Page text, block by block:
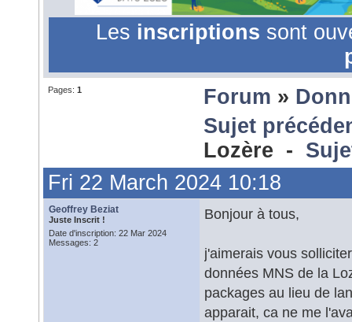
Les inscriptions sont
Pages: 1 Forum »
Sujet
Lozère -
Fri 22 March 2024 10:18
Geoffrey Beziat
Juste Inscrit !
Date d'inscription: 22 Mar 2024
Messages: 2
Bonjour à tous,
j'aimerais vous
données MNS de la
packages au lieu de
apparait, ca ne me